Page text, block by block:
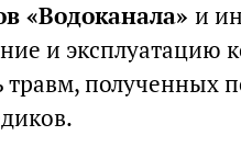
«Водоканала» и
и эксплуатацию
травм, полученных